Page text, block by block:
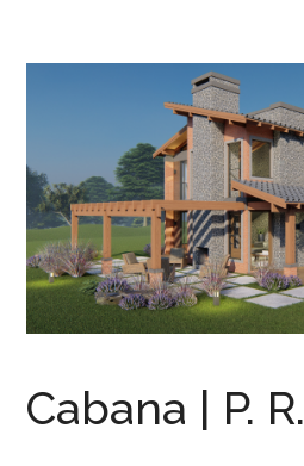
Cabana | P. R.